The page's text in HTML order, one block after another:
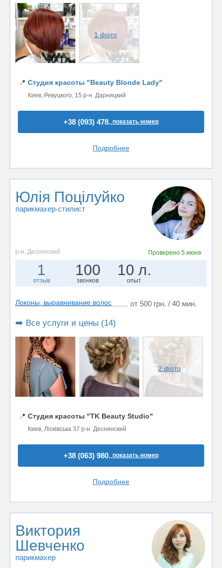
1 фото
📍 Студия красоты "Beauty Blonde Lady"
Киев, Ревуцкого, 15 р-н. Дарницкий
+38 (093) 478..показать номер
Подробнее
Юлія Поцілуйко
парикмахер-стилист
р-н. Деснянский Проверено5 июня
1
отзыв
100
звонков
10 л.
опыт
Локоны, выравнивание волос от 500 грн. / 40 мин.
➡️ Все услуги и цены (14)
2 фото
📍 Студия красоты "TK Beauty Studio"
Киев, Лісківська 37 р-н. Деснянский
+38 (063) 980..показать номер
Подробнее
Виктория
Шевченко
парикмахер